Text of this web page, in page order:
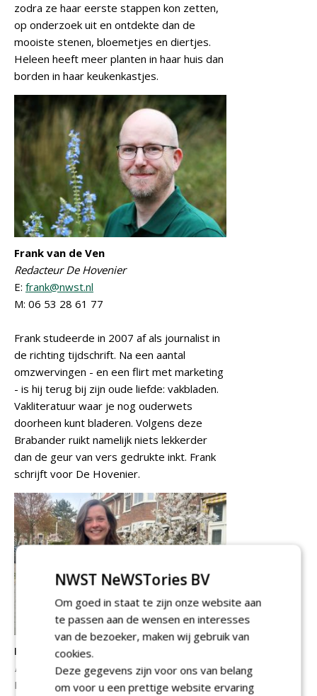
zodra ze haar eerste stappen kon zetten,
op onderzoek uit en ontdekte dan de
mooiste stenen, bloemetjes en diertjes.
Heleen heeft meer planten in haar huis dan
borden in haar keukenkastjes.
Frank van de Ven
Redacteur De Hovenier
E: frank@nwst.nl
M: 06 53 28 61 77
Frank studeerde in 2007 af als journalist in
de richting tijdschrift. Na een aantal
omzwervingen - en een flirt met marketing
- is hij terug bij zijn oude liefde: vakbladen.
Vakliteratuur waar je nog ouderwets
doorheen kunt bladeren. Volgens deze
Brabander ruikt namelijk niets lekkerder
dan de geur van vers gedrukte inkt. Frank
schrijft voor De Hovenier.
Manon Botterblom
Redacteur Boomzorg en Boom in Business
E:
manon@nwst.nl
NWST NeWSTories BV
Om goed in staat te zijn onze website aan
te passen aan de wensen en interesses
van de bezoeker, maken wij gebruik van
cookies.
Deze gegevens zijn voor ons van belang
om voor u een prettige website ervaring